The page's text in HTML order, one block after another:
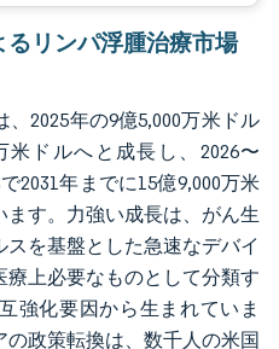
リンパ浮腫治療市場
2025年の9億5,000万米ドル
米ドルへと成長し、2026〜
2031年までに15億9,000万米
ます。力強い成長は、がん生
を基盤とした急速なデバイ
上必要なものとして分類す
強化要因から生まれていま
の政策転換は、数千人の米国